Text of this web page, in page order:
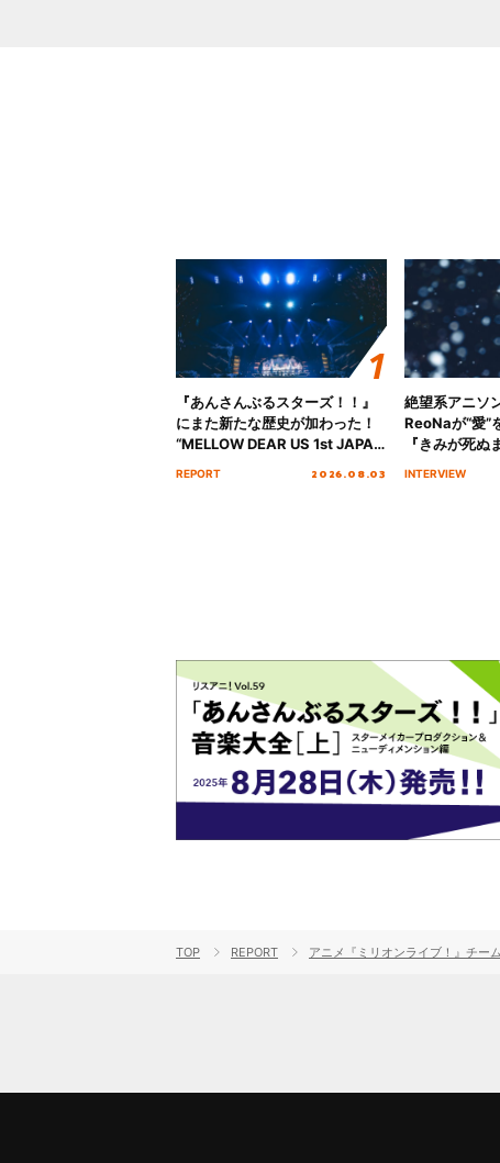
『あんさんぶるスターズ！！』
にまた新たな歴史が加わった！
“MELLOW DEAR US 1st JAPAN
REPORT 2026.08.03
絶望系アニソ
ReoNaが“愛”
『きみが死ぬ
INTERVIEW
TOP REPORT アニメ『ミリオンライブ！』チー